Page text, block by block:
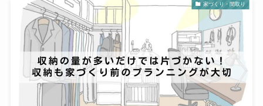
家づくり・間取り